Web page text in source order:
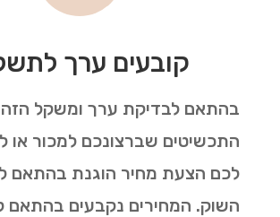
קובעים ערך
בהתאם לבדיקת ערך ומשקל
התכשיטים שברצונכם למכור או
לכם הצעת מחיר הוגנת בהתאם
השוק. המחירים נקבעים בהתאם